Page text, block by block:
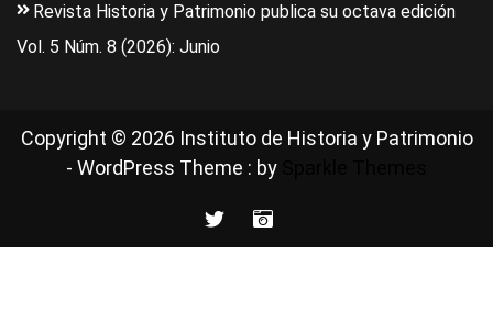
Revista Historia y Patrimonio publica su octava edición
Vol. 5 Núm. 8 (2026): Junio
Copyright © 2026 Instituto de Historia y Patrimonio
- WordPress Theme : by